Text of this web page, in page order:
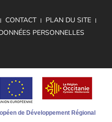
CONTACT
PLAN DU SITE
PERSONNELLES
de Développement Régional